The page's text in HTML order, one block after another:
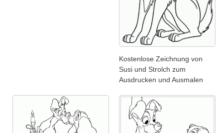
Kostenlose Zeichnung von
Susi und Strolch zum
Ausdrucken und Ausmalen